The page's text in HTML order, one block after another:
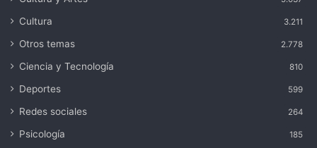
Cultura 3.211
Otros temas 2.778
Ciencia y Tecnología 810
Deportes 599
Redes sociales 264
Psicología 185